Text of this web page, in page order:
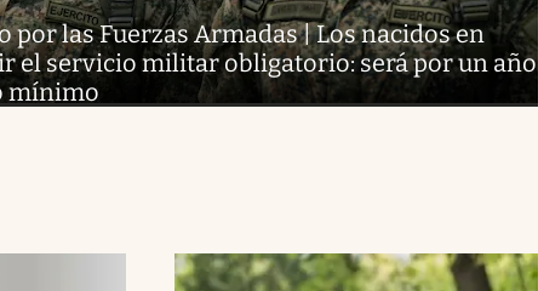
por las Fuerzas Armadas | Los nacidos en
el servicio militar obligatorio: será por un año
mínimo